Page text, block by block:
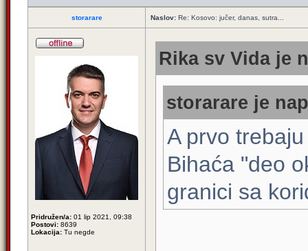
storarare Naslov: Re: Kosovo: jučer, danas, sutra...
Pridružen/a: 01 lip 2021, 09:38
Postovi: 8639
Lokacija: Tu negde
Rika sv Vida je
storarare je
A prvo
Bihaća "deo
granici sa